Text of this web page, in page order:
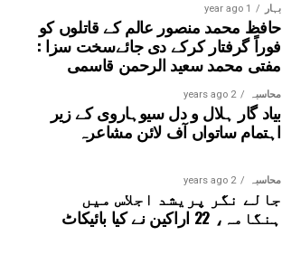
بہار 1 year ago
حافظ محمد منصور عالم کے قاتلوں کو
فوراً گرفتار کرکے دی جائےسخت سزا :
مفتی محمد سعید الرحمن قاسمی
محاسبہ 2 years ago
بیاد گار ہلال و دل سیوہاروی کے زیر
اہتمام ساتواں آف لائن مشاعرہ
محاسبہ 2 years ago
جالے نگر پریشد اجلاس میں
ہنگامہ، 22 اراکین نے کیا بائیکاٹ